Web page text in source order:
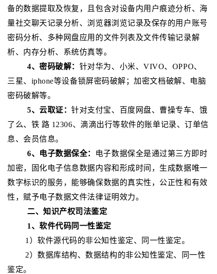
备的数据提取及恢复，且包含对设备内用户痕迹分析、海
量社交聊天记录分析、浏览器浏览记录及保存的用户账号
密码分析、多种网盘应用的文件列表及文件传输记录解
析、内存分析、系统仿真等。
4、密码破解： 针对华为、小米、VIVO、 OPPO、
三星、 iphone等设备锁屏密码破解；加密文档破解、电脑
密码破解等。
5、云取证：针对支付宝、百度网盘、曹操专车、饿
了么、铁 路 12306、滴滴出行等软件的账单记录、订单信
息、会员信息。
6、电子数据保全：
电子数据保全是通过第三方即时
加密，固化电子信息数据内容和形成时间，生成数据唯一
数字标识的服务，能够确保数据的真实性，公正性和有效
性，赋予电子数据文件法律证明效力。
二、知识产权司法鉴定
1、软件代码同一性鉴定
1 ）软件源代码的非公知性鉴定、同一性鉴定。
2）数据库结构、数据结构的非公知性鉴定、同一性
鉴定。